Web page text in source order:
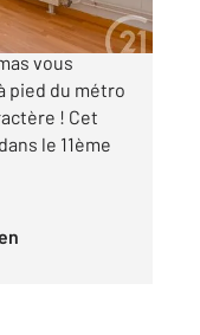
tous, le
vous
pied du métro
! Cet
le 11ème